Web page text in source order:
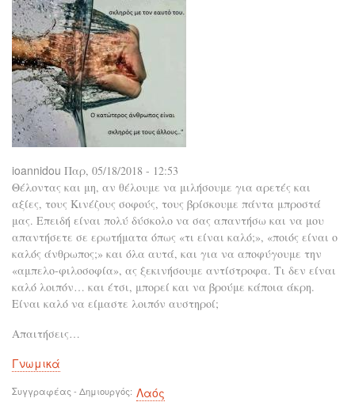
ioannidou Παρ, 05/18/2018 - 12:53
Θέλοντας και μη, αν θέλουμε να μιλήσουμε για αρετές και
αξίες, τους Κινέζους σοφούς, τους βρίσκουμε πάντα μπροστά
μας. Επειδή είναι πολύ δύσκολο να σας απαντήσω και να μου
απαντήσετε σε ερωτήματα όπως «τι είναι καλό;», «ποιός είναι ο
καλός άνθρωπος;» και όλα αυτά, και για να αποφύγουμε την
«αμπελο-φιλοσοφία», ας ξεκινήσουμε αντίστροφα. Τι δεν είναι
καλό λοιπόν… και έτσι, μπορεί και να βρούμε κάποια άκρη.
Είναι καλό να είμαστε λοιπόν αυστηροί;
Απαιτήσεις…
Γνωμικά
Συγγραφέας - Δημιουργός Λαός